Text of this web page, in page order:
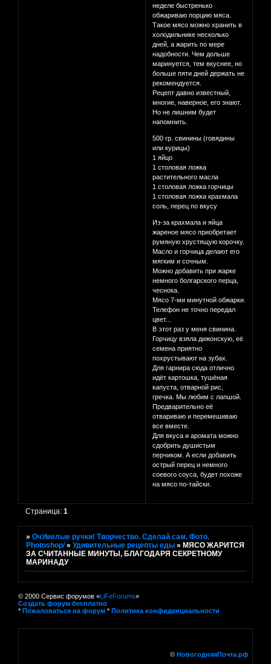
неделе быстренько
обжариваю порцию мяса.
Такое мясо можно хранить в
холодильнике несколько
дней, а жарить по мере
надобности. Чем дольше
маринуется, тем вкуснее, но
больше пяти дней держать не
рекомендуется.
Рецепт давно известный,
многие, наверное, его знают.
Но не лишним будет
напомнить.
500 гр. свинины (говядины
или курицы)
1 яйцо
1 столовая ложка
растительного масла
1 столовая ложка горчицы
1 столовая ложка крахмала
соль, перец по вкусу
Из-за крахмала и яйца
жареное мясо приобретает
румяную хрустящую корочку.
Масло и горчица делают его
мягким и сочным.
Можно добавить при жарке
немного болгарского перца,
чеснока.
Мясо 7-ми минутной обжарки.
Телефон не точно передал
цвет...
В этот раз у меня свинина.
Горчицу взяла дижонскую, её
семена приятно
похрустывают на зубах.
Для гарнира сюда отлично
идёт картошка, тушёная
капуста, отварной рис,
гречка. Мы любим с лапшой.
Предварительно её
отвариваю и перемешиваю
все вместе.
Для вкуса и аромата можно
сдобрить душистым
перчиком. А если добавить
острый перец и немного
соевого соуса, будет похоже
на мясо по-тайски.
Страница:1
»ОчУмелые ручки! Творчество. Сделай сам. Фото.
Photoshop/ »Удивительные рецепты еды »МЯСО ЖАРИТСЯ
ЗА СЧИТАННЫЕ МИНУТЫ, БЛАГОДАРЯ СЕКРЕТНОМУ
МАРИНАДУ
© 2000 Сервис форумов «LiFeForums»
Создать форум бесплатно
* Пожаловаться на форум * Политика конфиденциальности
© НовогодняяПочта.рф